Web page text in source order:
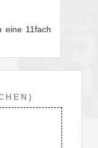
eine 11fach